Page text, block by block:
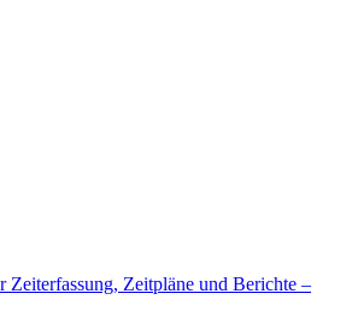
Zeiterfassung, Zeitpläne und Berichte –